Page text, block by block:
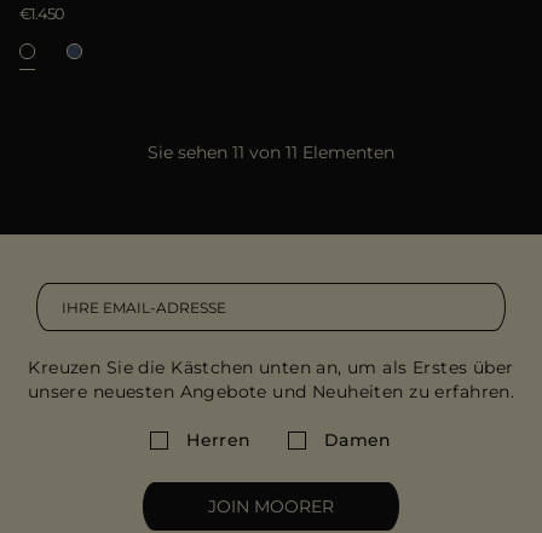
€1.450
Sie sehen 11 von 11 Elementen
Kreuzen Sie die Kästchen unten an, um als Erstes über
unsere neuesten Angebote und Neuheiten zu erfahren.
Herren Damen
JOIN MOORER